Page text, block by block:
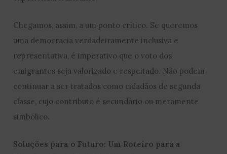
Chegamos, assim, a um ponto crítico. Se queremos
uma democracia verdadeiramente inclusiva e
representativa, é imperativo que o voto dos
emigrantes seja valorizado e respeitado. Não podem
continuar a ser tratados como cidadãos de segunda
classe, cujo contributo é secundário ou meramente
simbólico.
Soluções para o Futuro: Um Roteiro para a